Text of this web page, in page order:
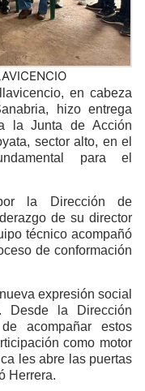
en cabeza
hizo entrega
la Junta de Acción
sector alto, en el
para el
la Dirección de
de su director
técnico acompañó
de conformación
expresión social
Desde la Dirección
acompañar estos
como motor
les abre las puertas
Herrera.